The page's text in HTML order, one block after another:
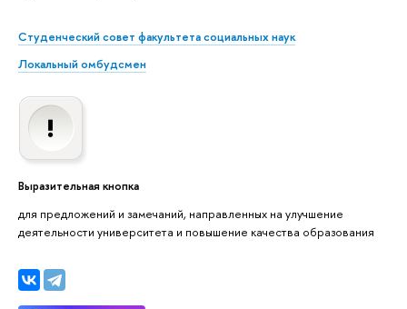
Студенческий совет факультета социальных наук
Локальный омбудсмен
Выразительная кнопка
для предложений и замечаний, направленных на улучшение
деятельности университета и повышение качества образования